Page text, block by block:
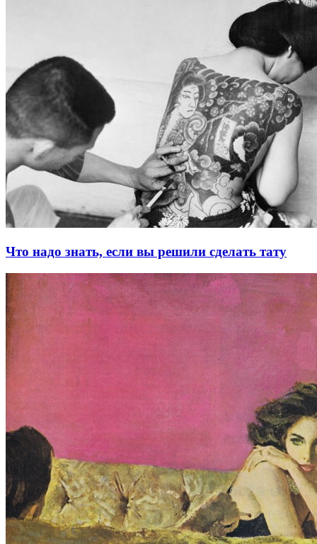
Что надо знать, если вы решили сделать тату